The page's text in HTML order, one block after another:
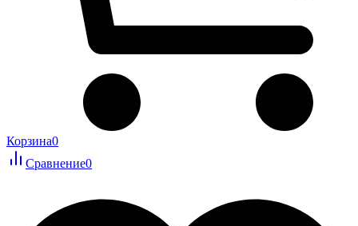
Корзина0
Сравнение0